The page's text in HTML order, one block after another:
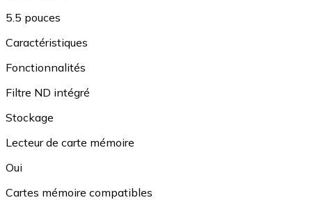
5.5 pouces
Caractéristiques
Fonctionnalités
Filtre ND intégré
Stockage
Lecteur de carte mémoire
Oui
Cartes mémoire compatibles